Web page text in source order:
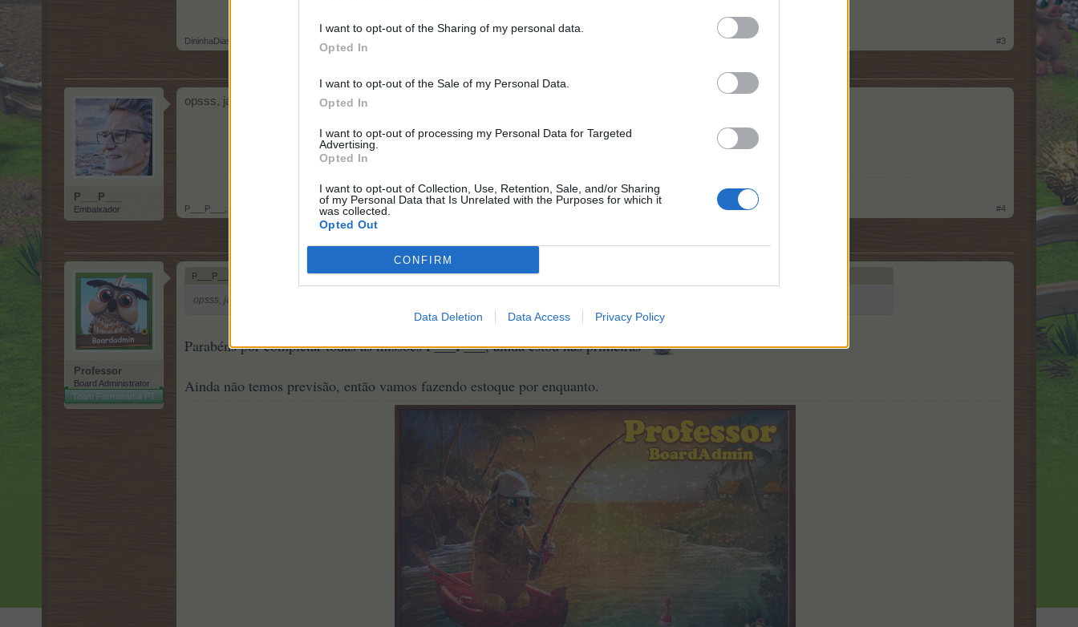
I want to opt-out of the Sharing of my personal data.
Opted In
I want to opt-out of the Sale of my Personal Data.
Opted In
I want to opt-out of processing my Personal Data for Targeted
Advertising.
Opted In
I want to opt-out of Collection, Use, Retention, Sale, and/or Sharing
of my Personal Data that Is Unrelated with the Purposes for which it
was collected.
Opted Out
CONFIRM
Data Deletion Data Access Privacy Policy
DininhaDias #3
P___P___
Embaixador
opsss, já acabaram... para quando mais tarefas?
Fazenda:261 Ilha:1.139 Vale Edelvais:42 Zona Industrial: Mercado:1
P___P___ #4
Professor
Board Administrator
Team Farmerama PT
P___P___ disse:
opsss, já acabaram... para quando mais tarefas?
Parabéns por completar todas as missões P___P___, ainda estou nas primeiras
Ainda não temos previsão, então vamos fazendo estoque por enquanto.